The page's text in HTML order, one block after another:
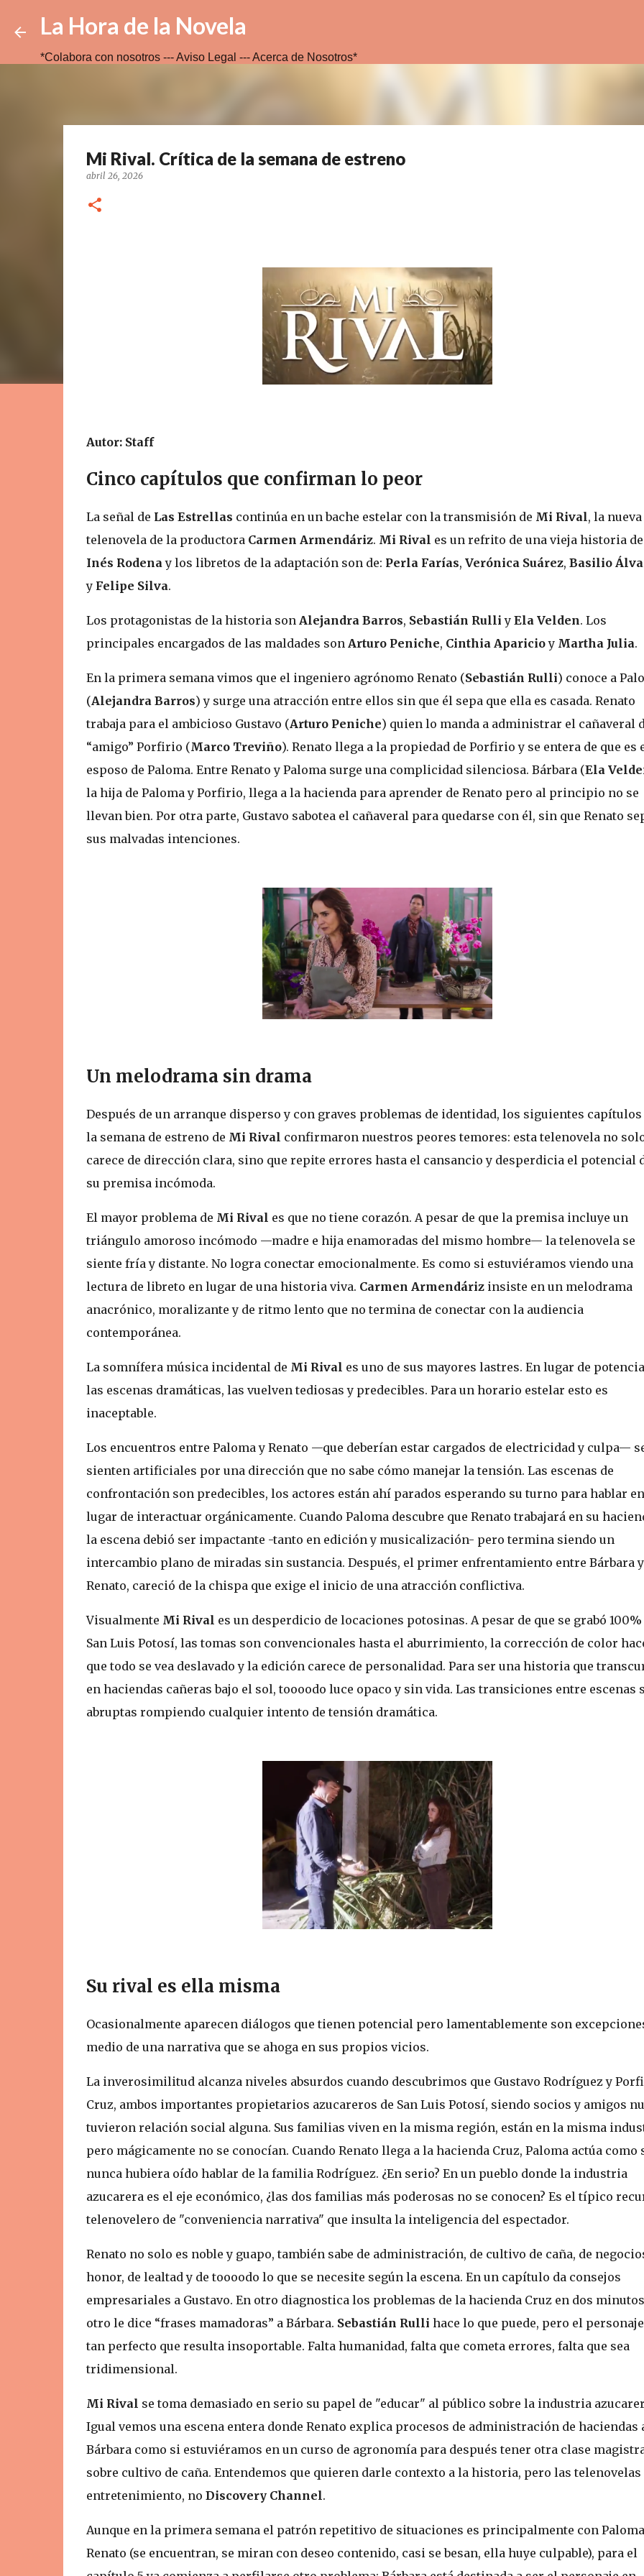
La Hora de la Novela
*Colabora con nosotros ---Aviso Legal ---Acerca de Nosotros*
Mi Rival. Crítica de la semana de estreno
abril 26, 2026
Autor: Staff
Cinco capítulos que confirman lo peor
La señal de Las Estrellas continúa en un bache estelar con la transmisión de Mi Rival, la nueva
telenovela de la productora Carmen Armendáriz. Mi Rival es un refrito de una vieja historia de
Inés Rodenay los libretos de la adaptación son de: Perla Farías, Verónica Suárez, Basilio
y Felipe Silva.
Los protagonistas de la historia son Alejandra Barros, Sebastián Rulli y Ela Velden. Los
principales encargados de las maldades son Arturo Peniche, Cinthia Aparicioy Martha Julia.
En la primera semana vimos que el ingeniero agrónomo Renato (Sebastián Rulli) conoce a
(Alejandra Barros) y surge una atracción entre ellos sin que él sepa que ella es casada. Renato
trabaja para el ambicioso Gustavo (Arturo Peniche) quien lo manda a administrar el cañaveral
“amigo” Porfirio (Marco Treviño). Renato llega a la propiedad de Porfirio y se entera de que es
esposo de Paloma. Entre Renato y Paloma surge una complicidad silenciosa. Bárbara (Ela
la hija de Paloma y Porfirio, llega a la hacienda para aprender de Renato pero al principio no se
llevan bien. Por otra parte, Gustavo sabotea el cañaveral para quedarse con él, sin que Renato
sus malvadas intenciones.
Un melodrama sin drama
Después de un arranque disperso y con graves problemas de identidad, los siguientes capítulos
la semana de estreno de Mi Rival confirmaron nuestros peores temores: esta telenovela no
carece de dirección clara, sino que repite errores hasta el cansancio y desperdicia el potencial
su premisa incómoda.
El mayor problema de Mi Rival es que no tiene corazón. A pesar de que la premisa incluye un
triángulo amoroso incómodo —madre e hija enamoradas del mismo hombre— la telenovela se
siente fría y distante. No logra conectar emocionalmente. Es como si estuviéramos viendo una
lectura de libreto en lugar de una historia viva. Carmen Armendárizinsiste en un melodrama
anacrónico, moralizante y de ritmo lento que no termina de conectar con la audiencia
contemporánea.
La somnífera música incidental de Mi Rival es uno de sus mayores lastres. En lugar de
las escenas dramáticas, las vuelven tediosas y predecibles. Para un horario estelar esto es
inaceptable.
Los encuentros entre Paloma y Renato —que deberían estar cargados de electricidad y culpa—
sienten artificiales por una dirección que no sabe cómo manejar la tensión. Las escenas de
confrontación son predecibles, los actores están ahí parados esperando su turno para hablar en
lugar de interactuar orgánicamente. Cuando Paloma descubre que Renato trabajará en su
la escena debió ser impactante -tanto en edición y musicalización- pero termina siendo un
intercambio plano de miradas sin sustancia. Después, el primer enfrentamiento entre Bárbara y
Renato, careció de la chispa que exige el inicio de una atracción conflictiva.
Visualmente Mi Rival es un desperdicio de locaciones potosinas. A pesar de que se grabó 100%
San Luis Potosí, las tomas son convencionales hasta el aburrimiento, la corrección de color
que todo se vea deslavado y la edición carece de personalidad. Para ser una historia que
en haciendas cañeras bajo el sol, toooodo luce opaco y sin vida. Las transiciones entre escenas
abruptas rompiendo cualquier intento de tensión dramática.
Su rival es ella misma
Ocasionalmente aparecen diálogos que tienen potencial pero lamentablemente son
medio de una narrativa que se ahoga en sus propios vicios.
La inverosimilitud alcanza niveles absurdos cuando descubrimos que Gustavo Rodríguez y
Cruz, ambos importantes propietarios azucareros de San Luis Potosí, siendo socios y amigos
tuvieron relación social alguna. Sus familias viven en la misma región, están en la misma
pero mágicamente no se conocían. Cuando Renato llega a la hacienda Cruz, Paloma actúa como
nunca hubiera oído hablar de la familia Rodríguez. ¿En serio? En un pueblo donde la industria
azucarera es el eje económico, ¿las dos familias más poderosas no se conocen? Es el típico
telenovelero de "conveniencia narrativa" que insulta la inteligencia del espectador.
Renato no solo es noble y guapo, también sabe de administración, de cultivo de caña, de
honor, de lealtad y de toooodo lo que se necesite según la escena. En un capítulo da consejos
empresariales a Gustavo. En otro diagnostica los problemas de la hacienda Cruz en dos
otro le dice “frases mamadoras” a Bárbara. Sebastián Rulli hace lo que puede, pero el
tan perfecto que resulta insoportable. Falta humanidad, falta que cometa errores, falta que sea
tridimensional.
Mi Rival se toma demasiado en serio su papel de "educar" al público sobre la industria
Igual vemos una escena entera donde Renato explica procesos de administración de haciendas
Bárbara como si estuviéramos en un curso de agronomía para después tener otra clase
sobre cultivo de caña. Entendemos que quieren darle contexto a la historia, pero las telenovelas
entretenimiento, no Discovery Channel.
Aunque en la primera semana el patrón repetitivo de situaciones es principalmente con
Renato (se encuentran, se miran con deseo contenido, casi se besan, ella huye culpable), para el